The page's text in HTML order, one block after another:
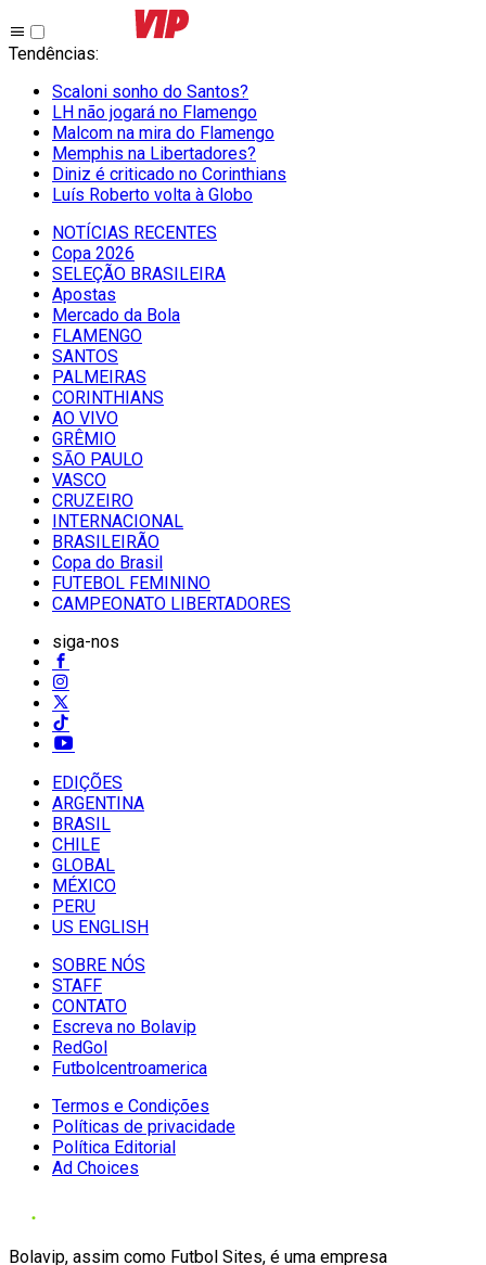
Tendências:
Scaloni sonho do Santos?
LH não jogará no Flamengo
Malcom na mira do Flamengo
Memphis na Libertadores?
Diniz é criticado no Corinthians
Luís Roberto volta à Globo
NOTÍCIAS RECENTES
Copa 2026
SELEÇÃO BRASILEIRA
Apostas
Mercado da Bola
FLAMENGO
SANTOS
PALMEIRAS
CORINTHIANS
AO VIVO
GRÊMIO
SĀO PAULO
VASCO
CRUZEIRO
INTERNACIONAL
BRASILEIRÃO
Copa do Brasil
FUTEBOL FEMININO
CAMPEONATO LIBERTADORES
siga-nos
EDIÇÕES
ARGENTINA
BRASIL
CHILE
GLOBAL
MÉXICO
PERU
US ENGLISH
SOBRE NÓS
STAFF
CONTATO
Escreva no Bolavip
RedGol
Futbolcentroamerica
Termos e Condições
Políticas de privacidade
Política Editorial
Ad Choices
Bolavip, assim como Futbol Sites, é uma empresa